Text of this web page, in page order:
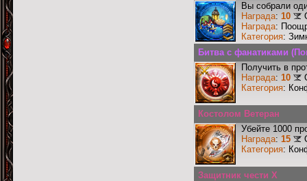
Вы собрали
Награда: 10
Награда:
Категория:
Битва с фанатиками
Получить в
Награда: 10
Категория:
Костолом Ветеран
Убейте 1000
Награда: 15
Категория:
Защитник чести X